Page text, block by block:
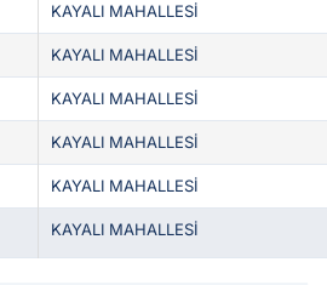
KAYALI MAHALLESİ
KAYALI MAHALLESİ
KAYALI MAHALLESİ
KAYALI MAHALLESİ
KAYALI MAHALLESİ
KAYALI MAHALLESİ